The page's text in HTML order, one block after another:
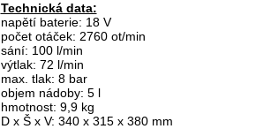
Technická data:
napětí baterie: 18 V
počet otáček: 2760 ot/min
sání: 100 l/min
výtlak: 72 l/min
max. tlak: 8 bar
objem nádoby: 5 l
hmotnost: 9,9 kg
D x Š x V: 340 x 315 x 380 mm